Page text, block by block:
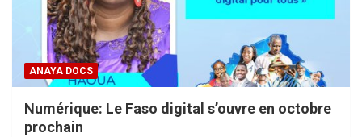
ANAYA DOCS
Numérique: Le Faso digital s’ouvre en octobre
prochain